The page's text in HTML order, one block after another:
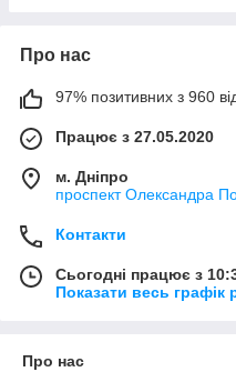
Про нас
97% позитивних з 960
Працює з 27.05.2020
м. Дніпро
проспект Олександра
Контакти
Сьогодні працює з
Показати весь графік
Про нас